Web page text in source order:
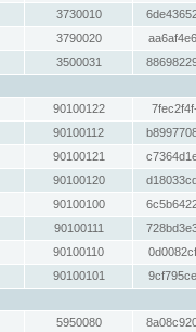
3730010
3790020
3500031
90100122
90100112
90100121
90100120
90100100
90100111
90100110
90100101
5950080